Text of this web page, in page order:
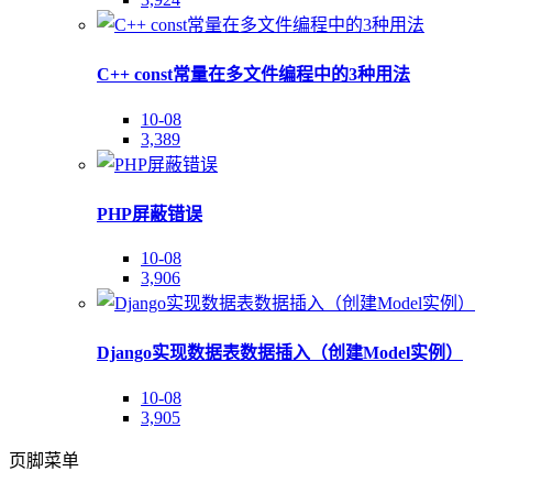
C++ const常量在多文件编程中的3种用法
10-08
3,389
PHP屏蔽错误
10-08
3,906
Django实现数据表数据插入（创建Model实例）
10-08
3,905
页脚菜单